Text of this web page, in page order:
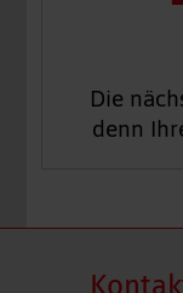
Die
denn